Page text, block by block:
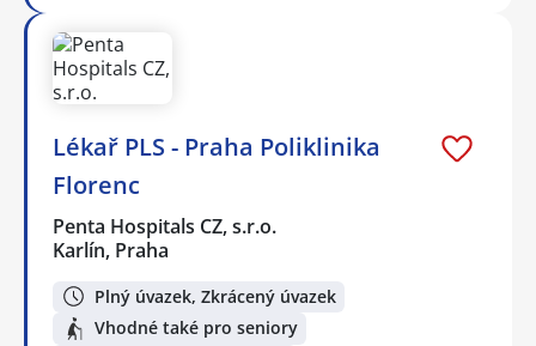
Lékař PLS - Praha Poliklinika
Florenc
Penta Hospitals CZ, s.r.o.
Karlín, Praha
Plný úvazek, Zkrácený úvazek
Vhodné také pro seniory